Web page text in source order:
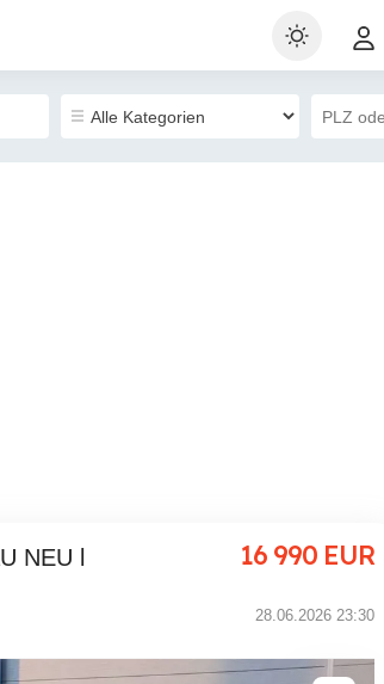
NEU l 16 990 EUR
28.06.2026 23:30